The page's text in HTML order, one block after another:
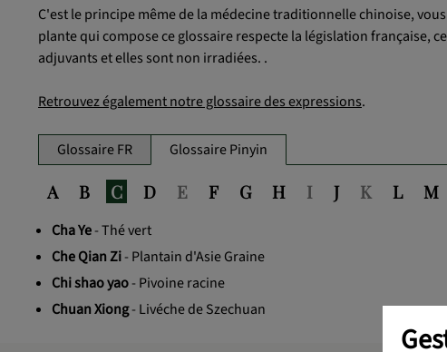
C'est le principe même de la médecine traditionnelle chinoise,
plante qui compose ce glossaire respecte la législation française,
adjuvants et elles sont non irradiées. .
Retrouvez également notre glossaire des expressions.
Glossaire FR Glossaire Pinyin
A B C D E F G H I J K L M
Cha Ye- Thé vert
Che Qian Zi- Plantain d'Asie Graine
Chi shao yao- Pivoine racine
Chuan Xiong- Livéche de Szechuan